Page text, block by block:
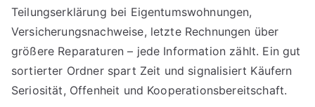
Teilungserklärung bei Eigentumswohnungen,
Versicherungsnachweise, letzte Rechnungen über
größere Reparaturen – jede Information zählt. Ein gut
sortierter Ordner spart Zeit und signalisiert Käufern
Seriosität, Offenheit und Kooperationsbereitschaft.